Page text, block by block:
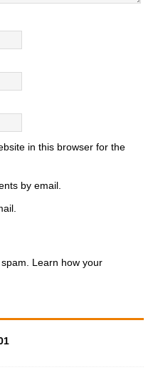
in this browser for the
by email.
Learn how your